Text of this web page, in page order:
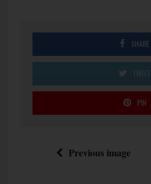
SHARE
TWEET
PIN
Previous image